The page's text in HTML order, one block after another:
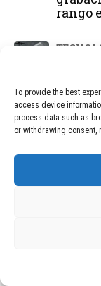
To provide the best
access device
process data such as
or withdrawing consent,
rango
Motor
solo
2026
de